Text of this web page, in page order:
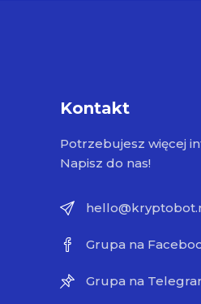
Kontakt
Potrzebujesz więcej
Napisz do nas!
Grupa na
Grupa na